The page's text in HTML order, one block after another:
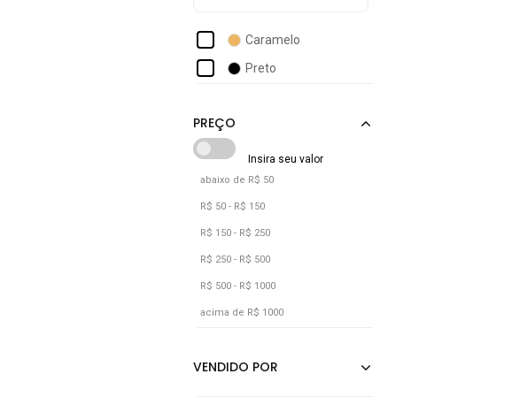
Caramelo
Preto
abaixo de R$ 50
R$ 50 - R$ 150
R$ 150 - R$ 250
R$ 250 - R$ 500
R$ 500 - R$ 1000
acima de R$ 1000